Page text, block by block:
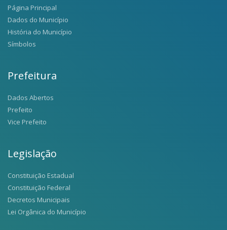
Página Principal
Dados do Município
História do Município
Símbolos
Prefeitura
Dados Abertos
Prefeito
Vice Prefeito
Legislação
Constituição Estadual
Constituição Federal
Decretos Municipais
Lei Orgânica do Município